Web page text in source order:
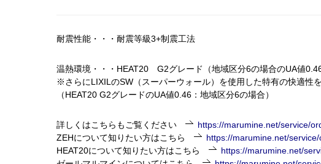
耐震性能・・・耐震等級3+制震工法
温熱環境・・・ HEAT20 G2グレード （地域区分6の場合のUA値
※さらにLIXILのSW （スーパーウォール）を使用した特有の快適性
（HEAT20 G2グレードのUA値0.46 ：地域区分6の場合）
詳しくはこちらもご覧ください
https://marumine.net/service/
ZEHについて知りたい方はこちら
https://marumine.net/
HEAT20について知りたい方はこちら
https://marumine.net/